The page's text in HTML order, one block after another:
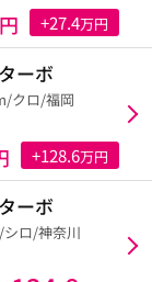
+27.4万円
ーボ
クロ/福岡
+128.6万円
ーボ
ロ/神奈川